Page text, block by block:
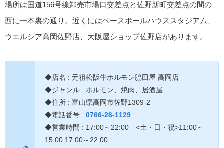
場所は国道156号線卸売市場口交差点と佐野新町交差点の間の
西に一本裏の通り。近くにはベースボールハウススタジアム、
ウエルシア高岡佐野店、大阪屋ショップ佐野店があります。
◆店名 : 元祖松阪牛ホルモン脇田屋 高岡店
◆ジャンル : ホルモン、焼肉、居酒屋
◆住所 : 富山県高岡市佐野1309-2
◆電話番号 : 0766-26-1129
◆営業時間 : 17:00～22:00 <土・日・祝>11:00～
15:00 17:00～22:00